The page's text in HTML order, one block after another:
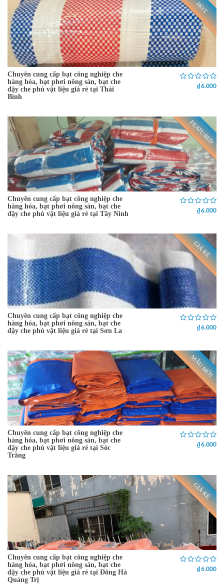
HOT
Chuyên cung cấp bạt công nghiệp che
hàng hóa, bạt phơi nông sản, bạt che
đậy che phủ vật liệu giá rẻ tại Thái
Bình
₫ 6.000
FEATURED
Chuyên cung cấp bạt công nghiệp che
hàng hóa, bạt phơi nông sản, bạt che
đậy che phủ vật liệu giá rẻ tại Tây Ninh
₫ 6.000
GIÁ RẺ
Chuyên cung cấp bạt công nghiệp che
hàng hóa, bạt phơi nông sản, bạt che
đậy che phủ vật liệu giá rẻ tại Sơn La
₫ 6.000
MẪU MỚI
Chuyên cung cấp bạt công nghiệp che
hàng hóa, bạt phơi nông sản, bạt che
đậy che phủ vật liệu giá rẻ tại Sóc
Trăng
₫ 6.000
GIÁ RẺ
Chuyên cung cấp bạt công nghiệp che
hàng hóa, bạt phơi nông sản, bạt che
đậy che phủ vật liệu giá rẻ tại Đông Hà
Quảng Trị
₫ 6.000